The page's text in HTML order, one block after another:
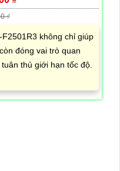
₫
không chỉ giúp
đóng vai trò quan
thủ giới hạn tốc độ.